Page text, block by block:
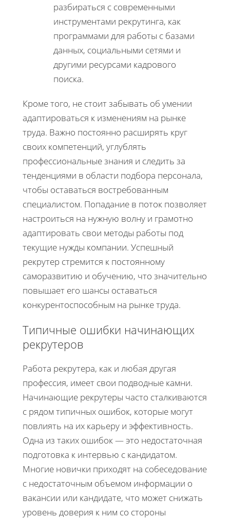
разбираться с современными
инструментами рекрутинга, как
программами для работы с базами
данных, социальными сетями и
другими ресурсами кадрового
поиска.
Кроме того, не стоит забывать об умении
адаптироваться к изменениям на рынке
труда. Важно постоянно расширять круг
своих компетенций, углублять
профессиональные знания и следить за
тенденциями в области подбора персонала,
чтобы оставаться востребованным
специалистом. Попадание в поток позволяет
настроиться на нужную волну и грамотно
адаптировать свои методы работы под
текущие нужды компании. Успешный
рекрутер стремится к постоянному
саморазвитию и обучению, что значительно
повышает его шансы оставаться
конкурентоспособным на рынке труда.
Типичные ошибки начинающих
рекрутеров
Работа рекрутера, как и любая другая
профессия, имеет свои подводные камни.
Начинающие рекрутеры часто сталкиваются
с рядом типичных ошибок, которые могут
повлиять на их карьеру и эффективность.
Одна из таких ошибок — это недостаточная
подготовка к интервью с кандидатом.
Многие новички приходят на собеседование
с недостаточным объемом информации о
вакансии или кандидате, что может снижать
уровень доверия к ним со стороны